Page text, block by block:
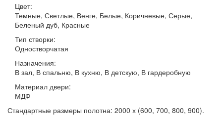
Цвет:
Темные, Светлые, Венге, Белые, Коричневые, Серые,
Беленый дуб, Красные
Тип створки:
Одностворчатая
Назначения:
В зал, В спальню, В кухню, В детскую, В гардеробную
Материал двери:
МДФ
Стандартные размеры полотна: 2000 х (600, 700, 800, 900).